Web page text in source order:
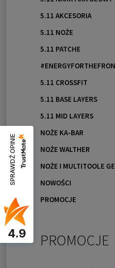
5.11 AKCESORIA
5.11 NOŻE
5.11 PATCHE
5.11 CROSSFIT
5.11 BASE LAYERS
5.11 MID LAYERS
NOŻE KA-BAR
NOŻE WALTHER
NOŻE I MULTITOOLE
NOWOŚCI
PROMOCJE
PROMOCJE
SPRAWDŹ OPINIE
4.9